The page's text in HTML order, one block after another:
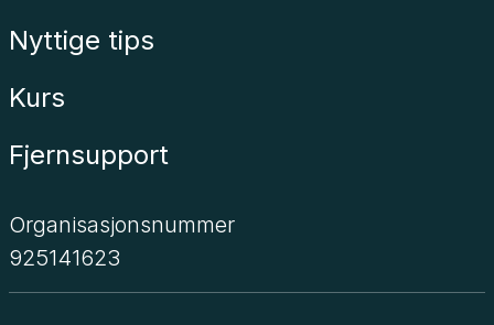
Nyttige tips
Kurs
Fjernsupport
Organisasjonsnummer
925141623